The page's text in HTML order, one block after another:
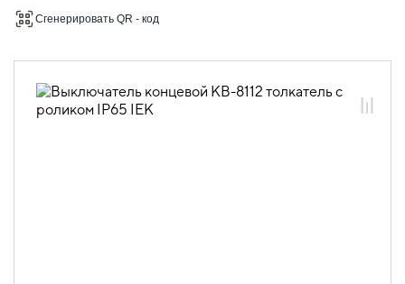
07.03.05 Выключатели концевые и
07.03.05.02 Выключатели концевые и
Сгенерировать QR - код